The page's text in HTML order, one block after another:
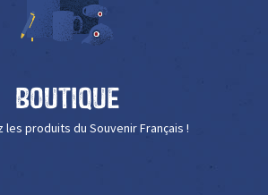
Boutique
les produits du Souvenir Français !